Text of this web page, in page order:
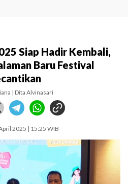
Siap Hadir Kembali,
Baru Festival
| Dita Alvinasari
2025 | 15:25 WIB